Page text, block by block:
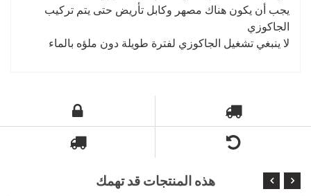
يجب أن يكون هناك مصهر وكابل تأريض حتى يتم تركيب
الجاكوزي
لا ينبغي تشغيل الجاكوزي لفترة طويلة دون ملؤه بالماء
هذه المنتجات قد تهمك